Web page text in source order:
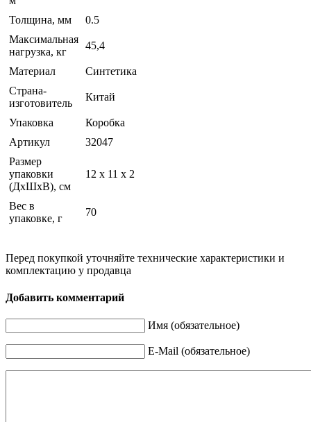
Толщина, мм
0.5
Максимальная
нагрузка, кг
45,4
Материал
Синтетика
Страна-
изготовитель
Китай
Упаковка
Коробка
Артикул
32047
Размер
упаковки
(ДхШхВ), см
12 x 11 x 2
Вес в
упаковке, г
70
Перед покупкой уточняйте технические характеристики и
комплектацию у продавца
Добавить комментарий
Имя (обязательное)
E-Mail (обязательное)